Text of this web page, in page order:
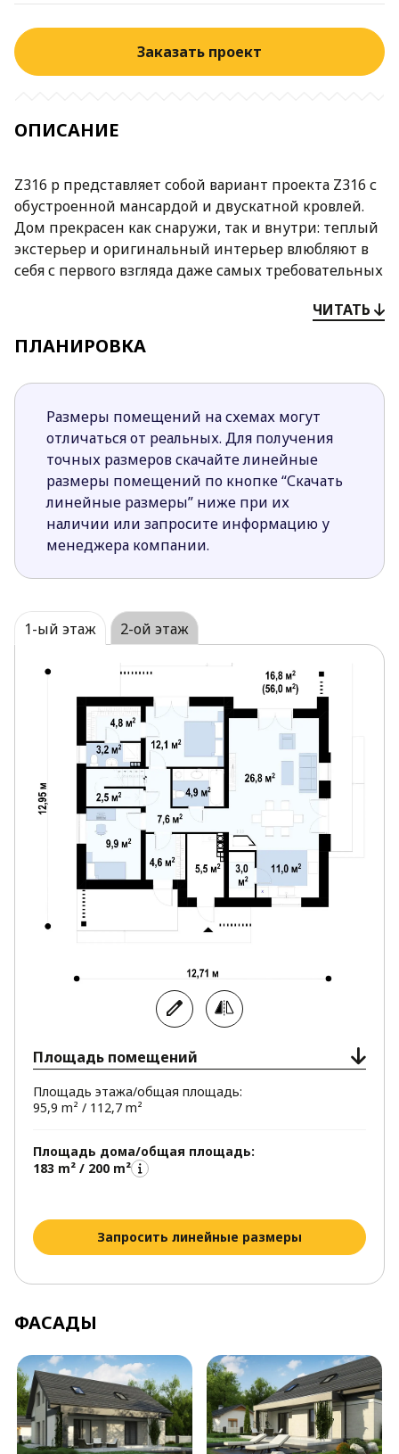
Заказать проект
ОПИСАНИЕ
Z316 p представляет собой вариант проекта Z316 с
обустроенной мансардой и двускатной кровлей.
Дом прекрасен как снаружи, так и внутри: теплый
экстерьер и оригинальный интерьер влюбляют в
себя с первого взгляда даже самых требовательных
помещения уютнее, комфортнее, просторнее,
В таком доме с удобством может проживать
большая семья: все комнаты просторны и
комфортны.
Комфорт проживания обеспечивает и наличие
трех санузлов.
Четкое разграничение интерьера на ночную
зону и дневную.
Камин, запроектированный в углу дневной
огня с разных сторон. Он добавляет интерьеру
тепла, домашней атмосферы.
Если вы хотите знать,
как строят современные
, обращайтесь к нашим партнерам. Они
помогут построить вам недорогой дом, в котором
будет удобно каждому члену семьи (такой как
ЧИТАТЬ
ПЛАНИРОВКА
Размеры помещений на схемах могут
отличаться от реальных. Для получения
точных размеров скачайте линейные
размеры помещений по кнопке “Скачать
линейные размеры” ниже при их
наличии или запросите информацию у
менеджера компании.
1-ый этаж 2-ой этаж
Площадь помещений
Площадь этажа/общая площадь:
95,9 m² / 112,7 m²
Площадь дома/общая площадь:
183 m² / 200 m²
Запросить линейные размеры
ФАСАДЫ